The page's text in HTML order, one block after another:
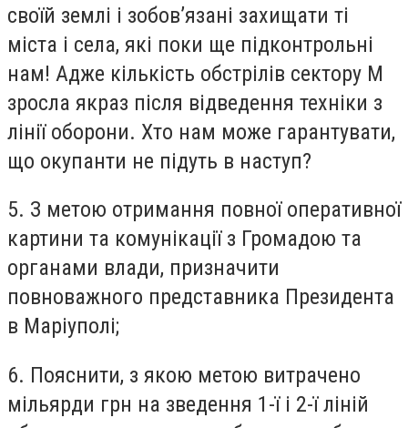
своїй землі і зобов’язані захищати ті
міста і села, які поки ще підконтрольні
нам! Адже кількість обстрілів сектору М
зросла якраз після відведення техніки з
лінії оборони. Хто нам може гарантувати,
що окупанти не підуть в наступ?
5. З метою отримання повної оперативної
картини та комунікації з Громадою та
органами влади, призначити
повноважного представника Президента
в Маріуполі;
6. Пояснити, з якою метою витрачено
мільярди грн на зведення 1-ї і 2-ї ліній